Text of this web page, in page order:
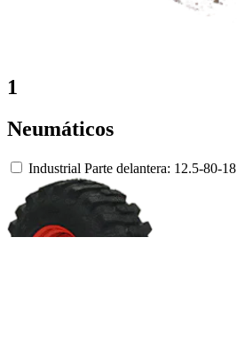
1
Neumáticos
Industrial Parte delantera: 12.5-80-18